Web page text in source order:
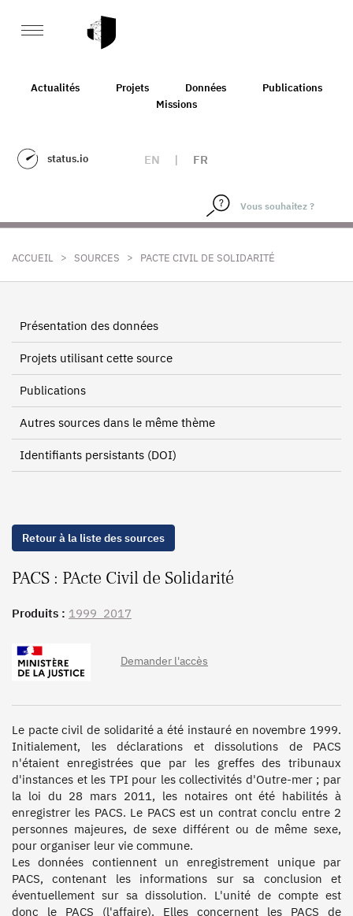
Actualités Projets Données
Publications
Missions
status.io EN | FR
ACCUEIL > SOURCES > PACTE CIVIL DE SOLIDARITÉ
Présentation des données
Projets utilisant cette source
Publications
Autres sources dans le même thème
Identifiants persistants (DOI)
Retour à la liste des sources
PACS : PActe Civil de Solidarité
Produits : 1999_2017
Demander l'accès
Le pacte civil de solidarité a été instauré en novembre 1999.
Initialement, les déclarations et dissolutions de PACS
n'étaient enregistrées que par les greffes des tribunaux
d'instances et les TPI pour les collectivités d'Outre-mer ; par
la loi du 28 mars 2011, les notaires ont été habilités à
enregistrer les PACS. Le PACS est un contrat conclu entre 2
personnes majeures, de sexe différent ou de même sexe,
pour organiser leur vie commune.
Les données contiennent un enregistrement unique par
PACS, contenant les informations sur sa conclusion et
éventuellement sur sa dissolution. L'unité de compte est
donc le PACS (l'affaire). Elles concernent les PACS de